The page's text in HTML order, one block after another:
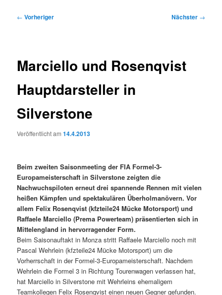
Beitragsnavigation
← Vorheriger Nächster →
Marciello und Rosenqvist
Hauptdarsteller in
Silverstone
Veröffentlicht am14.4.2013
Beim zweiten Saisonmeeting der FIA Formel-3-
Europameisterschaft in Silverstone zeigten die
Nachwuchspiloten erneut drei spannende Rennen mit vielen
heißen Kämpfen und spektakulären Überholmanövern. Vor
allem Felix Rosenqvist (kfzteile24 Mücke Motorsport) und
Raffaele Marciello (Prema Powerteam) präsentierten sich in
Mittelengland in hervorragender Form.
Beim Saisonauftakt in Monza stritt Raffaele Marciello noch mit
Pascal Wehrlein (kfzteile24 Mücke Motorsport) um die
Vorherrschaft in der Formel-3-Europameisterschaft. Nachdem
Wehrlein die Formel 3 in Richtung Tourenwagen verlassen hat,
hat Marciello in Silverstone mit Wehrleins ehemaligem
Teamkollegen Felix Rosenqvist einen neuen Gegner gefunden.